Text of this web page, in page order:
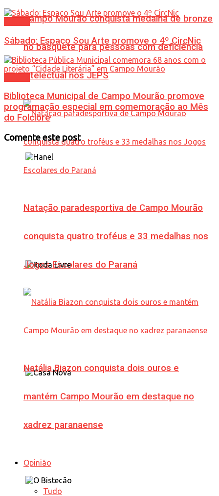
Campo Mourão conquista medalha de bronze
no basquete para pessoas com deficiência
intelectual nos JEPS
Natação paradesportiva de Campo Mourão
conquista quatro troféus e 33 medalhas nos
Jogos Escolares do Paraná
Natália Biazon conquista dois ouros e
mantém Campo Mourão em destaque no
xadrez paranaense
Opinião
Tudo
Sábado: Espaço Sou Arte promove o 4º CircNic
Biblioteca Municipal de Campo Mourão promove
programação especial em comemoração ao Mês
do Folclore
Comente este post